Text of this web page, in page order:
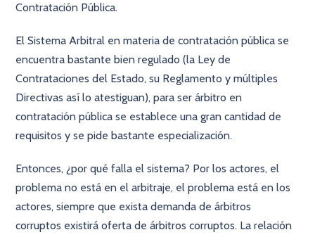
Contratación Pública.
El Sistema Arbitral en materia de contratación pública se
encuentra bastante bien regulado (la Ley de
Contrataciones del Estado, su Reglamento y múltiples
Directivas así lo atestiguan), para ser árbitro en
contratación pública se establece una gran cantidad de
requisitos y se pide bastante especialización.
Entonces, ¿por qué falla el sistema? Por los actores, el
problema no está en el arbitraje, el problema está en los
actores, siempre que exista demanda de árbitros
corruptos existirá oferta de árbitros corruptos. La relación